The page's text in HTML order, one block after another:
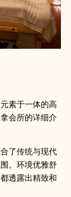
素于一体的高
会所的详细介
了传统与现代
。环境优雅舒
透露出精致和